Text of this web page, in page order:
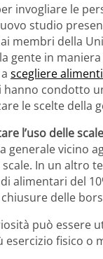
invogliare le
studio
membri della
gente in
scegliere
hanno condotto
le scelte della
l’uso delle scale
generale vicino
In un altro
alimentari del
delle
può essere
esercizio fisico o